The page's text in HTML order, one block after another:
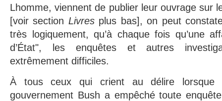
Lhomme, viennent de publier leur ouvrage sur
[voir section Livres plus bas], on peut
très logiquement, qu’à chaque fois qu’une
d’État", les enquêtes et autres
extrêmement difficiles.
À tous ceux qui crient au délire lorsque
gouvernement Bush a empêché toute